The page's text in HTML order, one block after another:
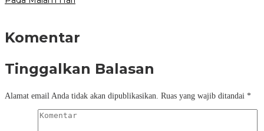
Komentar
Tinggalkan Balasan
Alamat email Anda tidak akan dipublikasikan. Ruas yang wajib ditandai *